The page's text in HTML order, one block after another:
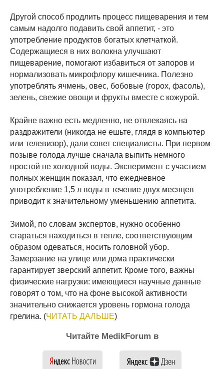
Другой способ продлить процесс пищеварения и тем
самым надолго подавить свой аппетит, - это
употребление продуктов богатых клетчаткой.
Содержащиеся в них волокна улучшают
пищеварение, помогают избавиться от запоров и
нормализовать микрофлору кишечника. Полезно
употреблять ячмень, овес, бобовые (горох, фасоль),
зелень, свежие овощи и фрукты вместе с кожурой.
Крайне важно есть медленно, не отвлекаясь на
раздражители (никогда не ешьте, глядя в компьютер
или телевизор), дали совет специалисты. При первом
позыве голода лучше сначала выпить немного
простой не холодной воды. Эксперимент с участием
полных женщин показал, что ежедневное
употребление 1,5 л воды в течение двух месяцев
приводит к значительному уменьшению аппетита.
Зимой, по словам экспертов, нужно особенно
стараться находиться в тепле, соответствующим
образом одеваться, носить головной убор.
Замерзание на улице или дома практически
гарантирует зверский аппетит. Кроме того, важны
физические нагрузки: имеющиеся научные данные
говорят о том, что на фоне высокой активности
значительно снижается уровень гормона голода
грелина. (ЧИТАТЬ ДАЛЬШЕ)
Читайте MedikForum в